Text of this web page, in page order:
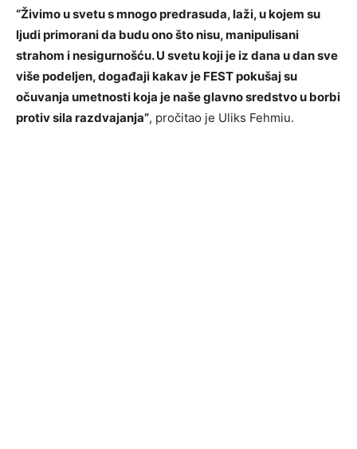
“Živimo u svetu s mnogo predrasuda, laži, u kojem su
ljudi primorani da budu ono što nisu, manipulisani
strahom i nesigurnošću. U svetu koji je iz dana u dan sve
više podeljen, događaji kakav je FEST pokušaj su
očuvanja umetnosti koja je naše glavno sredstvo u borbi
protiv sila razdvajanja”, pročitao je Uliks Fehmiu.